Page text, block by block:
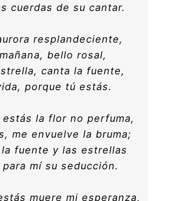
cuerdas de su cantar.
resplandeciente,
bello rosal,
canta la fuente,
porque tú estás.
estás la flor no perfuma,
me envuelve la bruma;
fuente y las estrellas
mí su seducción.
muere mi esperanza,